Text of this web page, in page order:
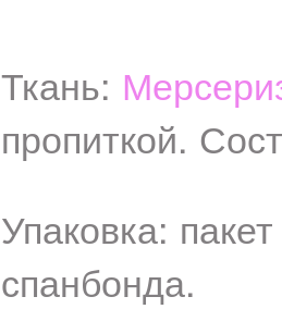
Ткань:
пропиткой.
Упаковка:
спанбонда.